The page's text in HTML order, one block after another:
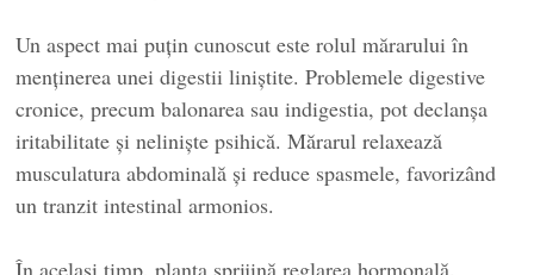
Un aspect mai puțin cunoscut este rolul mărarului în
menținerea unei digestii liniștite. Problemele digestive
cronice, precum balonarea sau indigestia, pot declanșa
iritabilitate și neliniște psihică. Mărarul relaxează
musculatura abdominală și reduce spasmele, favorizând
un tranzit intestinal armonios.